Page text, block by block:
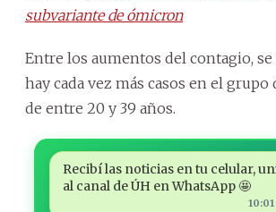
subvariante de ómicron
Entre los aumentos del contagio, se
hay cada vez más casos en el grupo
de entre 20 y 39 años.
Recibí las noticias en tu celular,
al canal de ÚH en WhatsApp 🤩
10:01